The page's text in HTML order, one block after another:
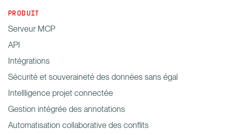
PRODUIT
Serveur MCP
API
Intégrations
Sécurité et souveraineté des données sans égal
Intellligence projet connectée
Gestion intégrée des annotations
Automatisation collaborative des conflits